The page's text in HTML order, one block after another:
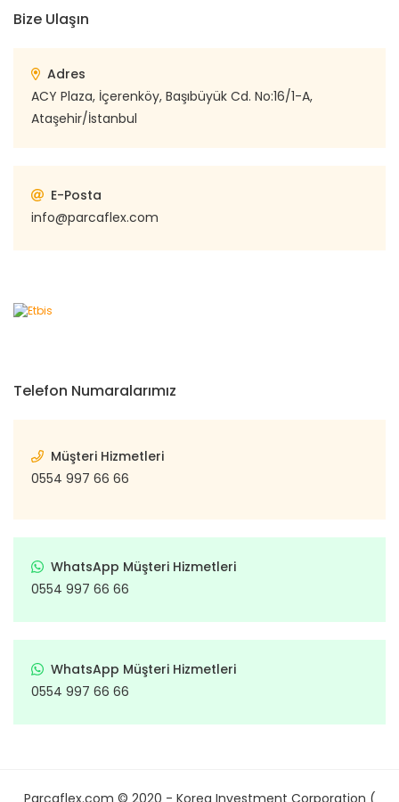
Bize Ulaşın
Adres
ACY Plaza, İçerenköy, Başıbüyük Cd. No:16/1-A,
Ataşehir/İstanbul
E-Posta
info@parcaflex.com
Telefon Numaralarımız
Müşteri Hizmetleri
0554 997 66 66
WhatsApp Müşteri Hizmetleri
0554 997 66 66
WhatsApp Müşteri Hizmetleri
0554 997 66 66
Parcaflex.com © 2020 - Korea Investment Corporation (